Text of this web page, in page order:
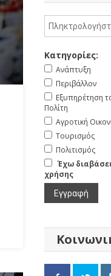
Κατηγορίες:
Ανάπτυξη
Περιβάλλον
Εξυπηρέτηση
Πολίτη
Αγροτική
Τουρισμός
Πολιτισμός
Έχω
χρήσης